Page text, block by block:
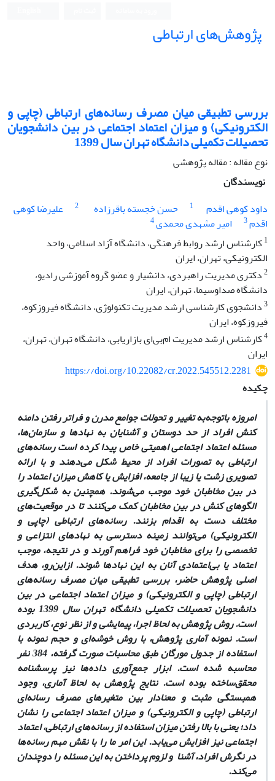
پژوهش‌های ارتباطی
بررسی تطبیقی میان مصرف رسانه‌های ارتباطی (چاپی و
الکترونیکی) و میزان اعتماد اجتماعی در بین دانشجویان
تحصیلات تکمیلی دانشگاه تهران سال 1399
نوع مقاله : مقاله پژوهشی
نویسندگان
داود کوهی اقدم
1 حسن خجسته باقرزاده 2
علیرضا کوهی
اقدم3 امیر مشهدی محمدی4
1کارشناس ارشد روابط فرهنگی، دانشگاه آزاد اسلامی، واحد
الکترونیکی، تهران، ایران
2دکتری مدیریت راهبردی، دانشیار و عضو گروه آموزشی رادیو،
دانشگاه صداوسیما، تهران، ایران
3دانشجوی کارشناسی ارشد مدیریت تکنولوژی، دانشگاه فیروزکوه،
فیروزکوه، ایران
4کارشناس ارشد مدیریت ام‌بی‌ای بازاریابی، دانشگاه تهران، تهران،
ایران
https://doi.org/10.22082/cr.2022.545512.2281
چکیده
امروزه باتوجه‌به تغییر و تحولات جوامع مدرن و فراتر رفتن دامنه
کنش افراد از حد دوستان و آشنایان به نهادها و سازمان‌ها،
مسئله اعتماد اجتماعی اهمیتی خاص پیدا کرده است رسانه‌های
ارتباطی به تصورات افراد از محیط شکل می‌دهند و با ارائه
تصویری زشت یا زیبا از جامعه، افزایش یا کاهش میزان اعتماد را
در بین مخاطبان خود موجب می‌شوند. همچنین‌ به شکل‌گیری
الگوهای کنش در بین مخاطبان کمک می‌کنند تا در موقعیت‌های
مختلف دست به اقدام بزنند. رسانه‌های ارتباطی (چاپی و
الکترونیکی) می‌توانند زمینه دسترسی به نهادهای انتزاعی و
تخصصی را برای مخاطبان خود فراهم آورند و در نتیجه، موجب
اعتماد یا بی‌اعتمادی آنان به این نهادها شوند. ازاین‌رو، هدف
اصلی پژوهش حاضر، بررسی تطبیقی میان مصرف رسانه‌های
ارتباطی (چاپی و الکترونیکی) و میزان اعتماد اجتماعی در بین
دانشجویان تحصیلات تکمیلی دانشگاه تهران سال 1399 بوده
است. روش پژوهش به لحاظ اجرا، پیمایشی و از نظر نوع، کاربردی
است. نمونه آماری پژوهش، با روش خوشه‌ای و حجم نمونه با
استفاده از جدول مورگان طبق محاسبات صورت گرفته، 384 نفر
محاسبه شده است. ابزار جمع‌آوری داده‌ها نیز پرسشنامه
محقق‌ساخته بوده است. نتایج پژوهش به لحاظ آماری، وجود
همبستگی مثبت و معنادار بین متغیرهای مصرف رسانه‌ای
ارتباطی (چاپی و الکترونیکی) و میزان اعتماد اجتماعی را نشان
داد؛ یعنی با بالا رفتن میزان استفاده از رسانه‌های ارتباطی، اعتماد
اجتماعی نیز افزایش می‌یابد. این امر ما را با نقش مهم رسانه‌ها
در نگرش افراد، آشنا و لزوم پرداختن به این مسئله را دوچندان
می‌کند.